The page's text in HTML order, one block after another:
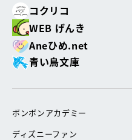
コクリコ
WEB げんき
Aneひめ.net
青い鳥文庫
ボンボンアカデミー
ディズニーファン